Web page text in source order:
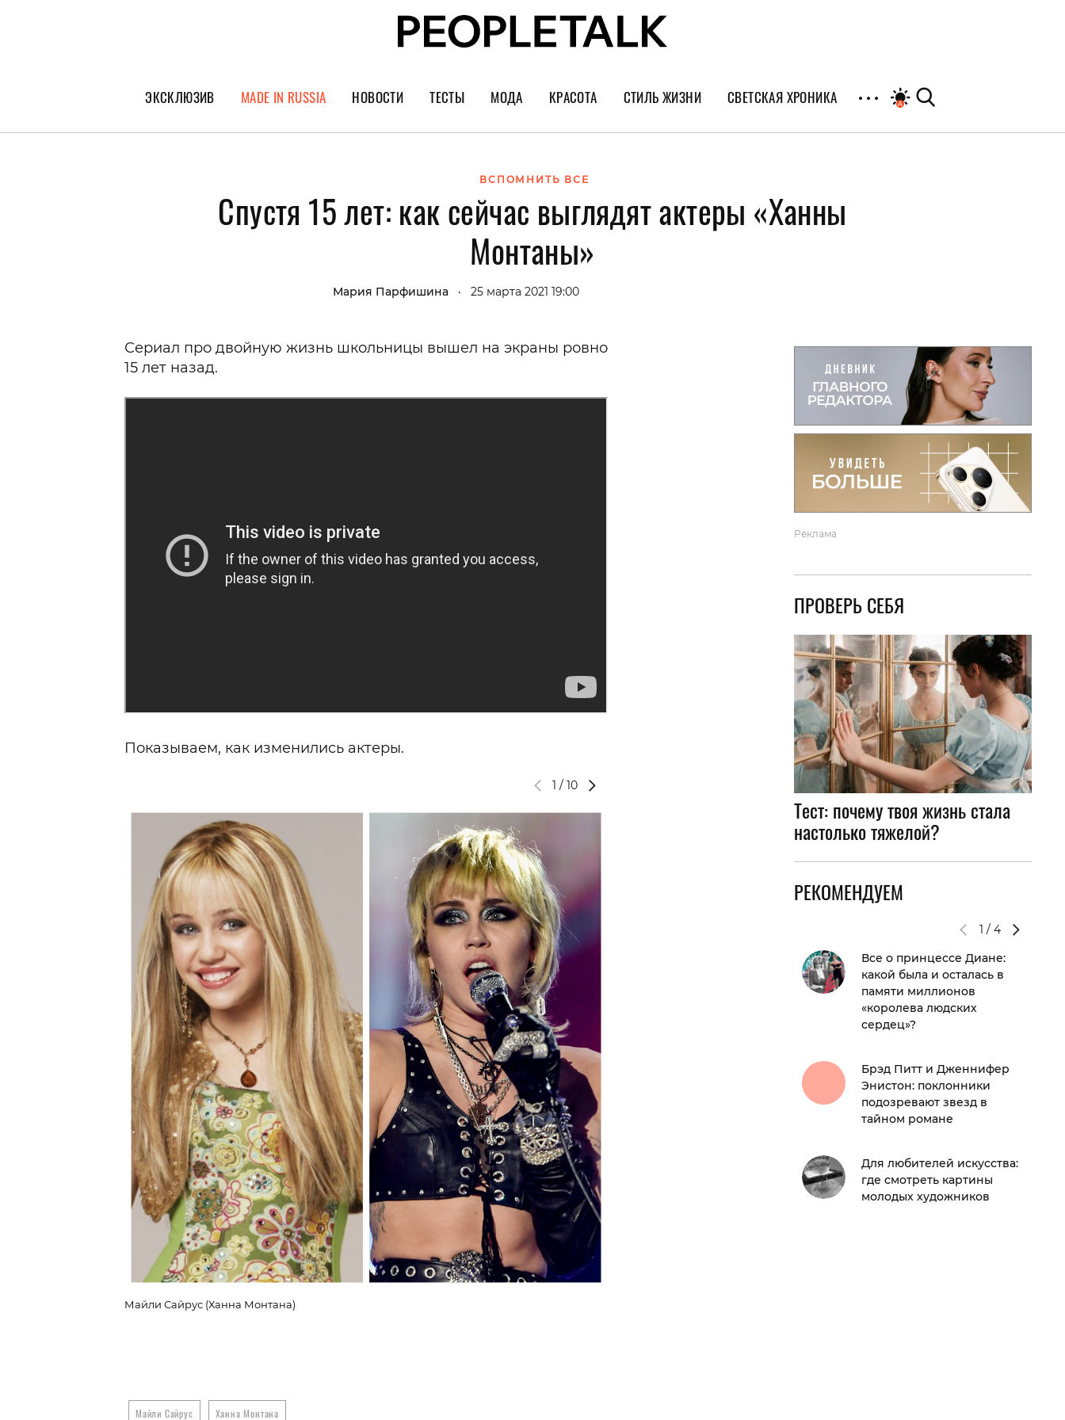
ЭКСКЛЮЗИВ
ГЕРОИ PEOPLETALK
ИНТЕРВЬЮ
ПОКОЛЕНИЕ
MADE IN RUSSIA НОВОСТИ ТЕСТЫ МОДА
Тренды
Украшения и часы
КРАСОТА
Уход за лицом
Парфюм
Спорт
Диеты
СТИЛЬ ЖИЗНИ
Культура
Путешествия
СВЕТСКАЯ ХРОНИКА
ВСПОМНИТЬ ВСЕ
Спустя 15 лет: как сейчас выглядят актеры «Ханны
Монтаны»
Мария Парфишина • 25 марта 2021 19:00
Сериал про двойную жизнь школьницы вышел на экраны ровно
15 лет назад.
Показываем, как изменились актеры.
1 / 10
Майли Сайрус (Ханна Монтана)
Майли Сайрус Ханна Монтана
Реклама
ПРОВЕРЬ СЕБЯ
Тест: почему твоя жизнь стала
настолько тяжелой?
РЕКОМЕНДУЕМ
1 / 4
Все о принцессе Диане:
какой была и осталась в
памяти миллионов
«королева людских
сердец»?
Брэд Питт и Дженнифер
Энистон: поклонники
подозревают звезд в
тайном романе
Для любителей искусства:
где смотреть картины
молодых художников